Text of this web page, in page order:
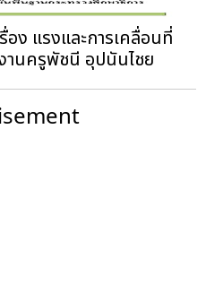
อง แรงและการเคลื่อนที่
านครูพัชนี อุปนันไชย